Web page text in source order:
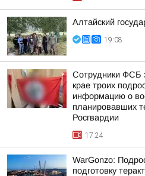
Алтайский
19:08
Сотрудники ФСБ
крае троих
информацию о
планировавших
Росгвардии
17:24
WarGonzo:
подготовку